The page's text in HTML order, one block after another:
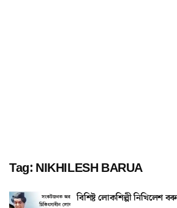
Tag: NIKHILESH BARUA
বিশিষ্ট লোকশিল্পী নিখিলেশ